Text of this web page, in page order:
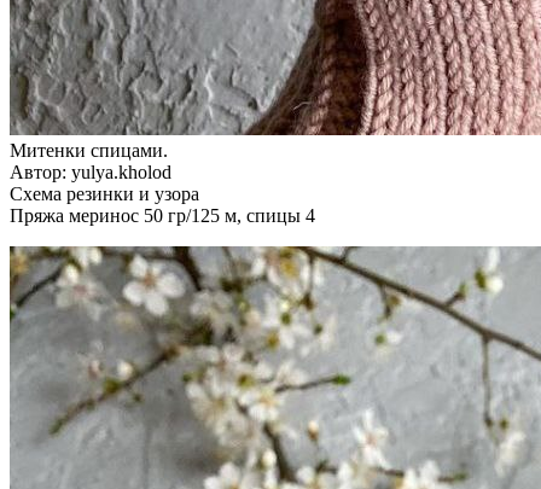
Митенки спицами.
Автор: yulya.kholod
Схема резинки и узора
Пряжа меринос 50 гр/125 м, спицы 4